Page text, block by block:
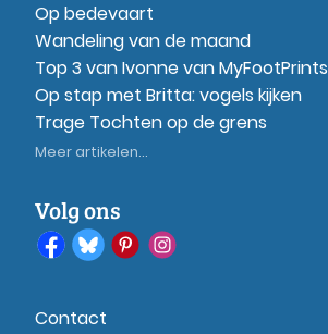
Op bedevaart
Wandeling van de maand
Top 3 van Ivonne van MyFootPrints
Op stap met Britta: vogels kijken
Trage Tochten op de grens
Meer artikelen...
Volg ons
Contact